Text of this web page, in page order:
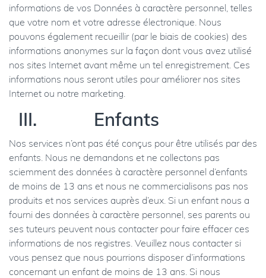
informations de vos Données à caractère personnel, telles
que votre nom et votre adresse électronique. Nous
pouvons également recueillir (par le biais de cookies) des
informations anonymes sur la façon dont vous avez utilisé
nos sites Internet avant même un tel enregistrement. Ces
informations nous seront utiles pour améliorer nos sites
Internet ou notre marketing.
III. Enfants
Nos services n’ont pas été conçus pour être utilisés par des
enfants. Nous ne demandons et ne collectons pas
sciemment des données à caractère personnel d’enfants
de moins de 13 ans et nous ne commercialisons pas nos
produits et nos services auprès d’eux. Si un enfant nous a
fourni des données à caractère personnel, ses parents ou
ses tuteurs peuvent nous contacter pour faire effacer ces
informations de nos registres. Veuillez nous contacter si
vous pensez que nous pourrions disposer d’informations
concernant un enfant de moins de 13 ans. Si nous